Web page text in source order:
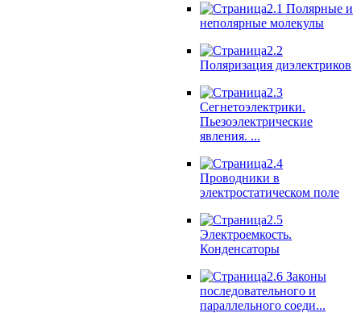
2.1 Полярные и
неполярные молекулы
2.2
Поляризация диэлектриков
2.3
Сегнетоэлектрики.
Пьезоэлектрические
явления. ...
2.4
Проводники в
электростатическом поле
2.5
Электроемкость.
Конденсаторы
2.6 Законы
последовательного и
параллельного соеди...